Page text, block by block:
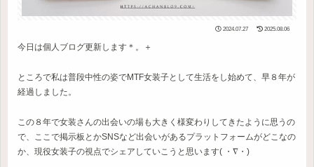
2024.07.27 2025.08.06
今日は個人ブログ更新します＊。＋
ところで私は普段中性の姿でMTF女装子として生活をし始めて、早８年が
経過しました。
この８年で女装さんの出会いの場も大きく様変わりしてきたように思うの
で、ここで掲示板とかSNSなど出会いがあるプラットフォームがどこなの
か、現役女装子の視点でシェアしていこうと思います( ・∇・)